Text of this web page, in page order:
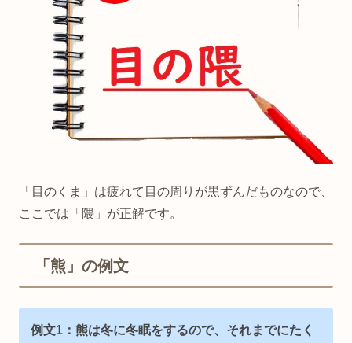
「目のくま」は疲れて目の周りが黒ずんだものなので、
ここでは「隈」が正解です。
「熊」の例文
例文1：熊は冬に冬眠をするので、それまでにたく